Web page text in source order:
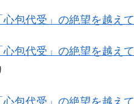
心包代受」の絶望を越えて
心包代受」の絶望を越えて
心包代受」の絶望を越えて